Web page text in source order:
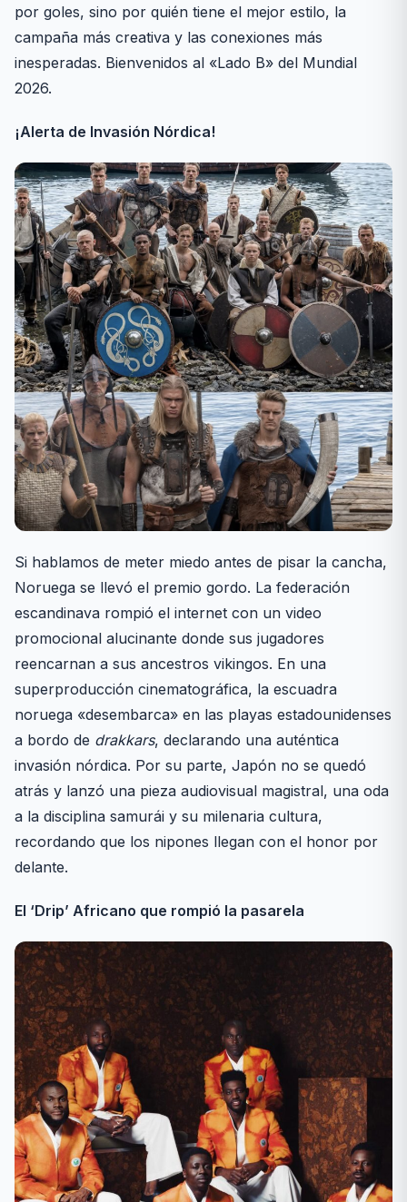
por goles, sino por quién tiene el mejor estilo, la
campaña más creativa y las conexiones más
inesperadas. Bienvenidos al «Lado B» del Mundial
2026.
¡Alerta de Invasión Nórdica!
Si hablamos de meter miedo antes de pisar la cancha,
Noruega se llevó el premio gordo. La federación
escandinava rompió el internet con un video
promocional alucinante donde sus jugadores
reencarnan a sus ancestros vikingos. En una
superproducción cinematográfica, la escuadra
noruega «desembarca» en las playas estadounidenses
a bordo de drakkars, declarando una auténtica
invasión nórdica. Por su parte, Japón no se quedó
atrás y lanzó una pieza audiovisual magistral, una oda
a la disciplina samurái y su milenaria cultura,
recordando que los nipones llegan con el honor por
delante.
El ‘Drip’ Africano que rompió la pasarela